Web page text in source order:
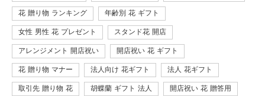
花 贈り物 ランキング 年齢別 花 ギフト
女性 男性 花 プレゼント スタンド花 開店
アレンジメント 開店祝い 開店祝い 花 ギフト
花 贈り物 マナー 法人向け 花ギフト 法人 花ギフト
取引先 贈り物 花 胡蝶蘭 ギフト 法人 開店祝い 花 贈答用